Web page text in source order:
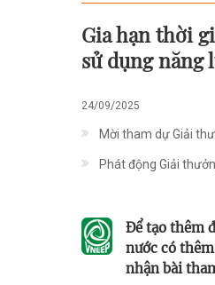
Gia hạn thời
sử dụng năng
24/09/2025
Mời tham dự Giải
Phát động Giải
Để tạo thêm
nước có
nhận bài